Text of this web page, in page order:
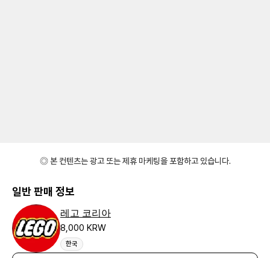
◎ 본 컨텐츠는 광고 또는 제휴 마케팅을 포함하고 있습니다.
일반 판매 정보
레고 코리아
8,000 KRW
한국